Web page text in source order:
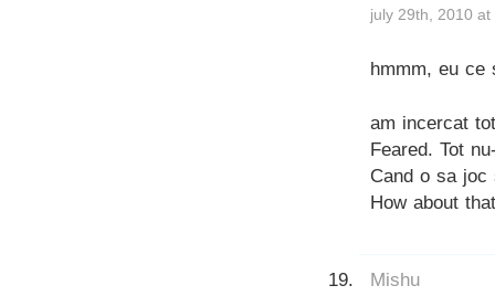
july 29th, 2010
hmmm, eu
am incercat
Feared. Tot
Cand o sa joc
How about
Mishu